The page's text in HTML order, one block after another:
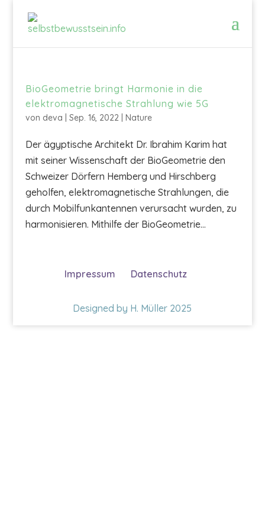
BioGeometrie bringt Harmonie in die
elektromagnetische Strahlung wie 5G
von deva Sep. 16, 2022| Nature
Der ägyptische Architekt Dr. Ibrahim Karim hat
mit seiner Wissenschaft der BioGeometrie den
Schweizer Dörfern Hemberg und Hirschberg
geholfen, elektromagnetische Strahlungen, die
durch Mobilfunkantennen verursacht wurden, zu
harmonisieren. Mithilfe der BioGeometrie...
Impressum Datenschutz
Designed by H. Müller 2025